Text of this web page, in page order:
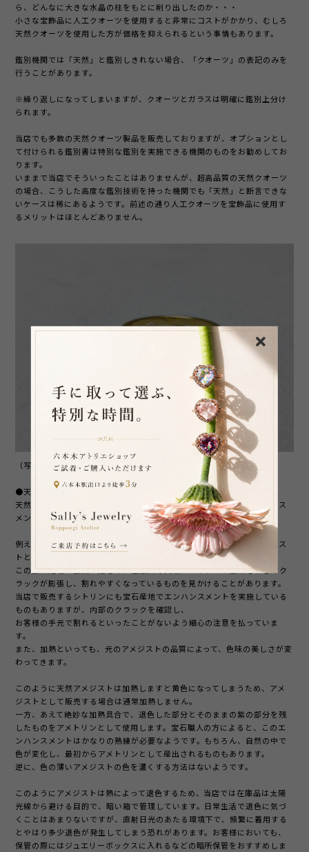
ら、どんなに大きな水晶の柱をもとに削り出したのか・・・
小さな宝飾品に人工クオーツを使用すると非常にコストがかかり、むしろ
天然クオーツを使用した方が価格を抑えられるという事情もあります。
鑑別機関では「天然」と鑑別しきれない場合、「クオーツ」の表記のみを
行うことがあります。
※繰り返しになってしまいますが、クオーツとガラスは明確に鑑別上分け
られます。
当店でも多数の天然クオーツ製品を販売しておりますが、オプションとし
て付けられる鑑別書は特別な鑑別を実施できる機関のものをお勧めしてお
ります。
いままで当店でそういったことはありませんが、超高品質の天然クオーツ
の場合、こうした高度な鑑別技術を持った機関でも「天然」と断言できな
いケースは稀にあるようです。前述の通り人工クオーツを宝飾品に使用す
るメリットはほとんどありません。
（写真は研磨後のアメトリンの製品写真。＊当社取引先工場提供）
●天然クオーツのエンハンスメントについて
天然クオーツについて、製品としての品質を高めるため、各種エンハンス
メント・トリートメントを行う場合があります。
例えば、シトリンについては濃いイエローを出すため、もともとアメジス
トとして産出された宝石に加熱処理を行う場合があります。
この加熱処理は加減が難しく、低品質の天然シトリンでは加熱しすぎでク
ラックが膨張し、割れやすくなっているものを見かけることがあります。
当店で販売するシトリンにも宝石産地でエンハンスメントを実施している
ものもありますが、内部のクラックを確認し、
お客様の手元で割れるといったことがないよう細心の注意を払っていま
す。
また、加熱といっても、元のアメジストの品質によって、色味の美しさが変
わってきます。
このように天然アメジストは加熱しますと黄色になってしまうため、アメ
ジストとして販売する場合は通常加熱しません。
一方、あえて絶妙な加熱具合で、退色した部分とそのままの紫の部分を残
したものをアメトリンとして使用します。宝石職人の方によると、このエ
ンハンスメントはかなりの熟練が必要なようです。もちろん、自然の中で
色が変化し、最初からアメトリンとして産出されるものもあります。
逆に、色の薄いアメジストの色を濃くする方法はないようです。
このようにアメジストは熱によって退色するため、当店では在庫品は太陽
光線から避ける目的で、暗い箱で管理しています。日常生活で退色に気づ
くことはあまりないですが、直射日光のあたる環境下で、頻繁に着用する
とやはり多少退色が発生してしまう恐れがあります。お客様においても、
保管の際にはジュエリーボックスに入れるなどの暗所保管をおすすめしま